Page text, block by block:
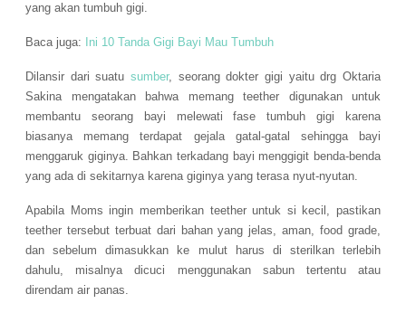
yang akan tumbuh gigi.
Baca juga: Ini 10 Tanda Gigi Bayi Mau Tumbuh
Dilansir dari suatu sumber, seorang dokter gigi yaitu drg Oktaria
Sakina mengatakan bahwa memang teether digunakan untuk
membantu seorang bayi melewati fase tumbuh gigi karena
biasanya memang terdapat gejala gatal-gatal sehingga bayi
menggaruk giginya. Bahkan terkadang bayi menggigit benda-benda
yang ada di sekitarnya karena giginya yang terasa nyut-nyutan.
Apabila Moms ingin memberikan teether untuk si kecil, pastikan
teether tersebut terbuat dari bahan yang jelas, aman, food grade,
dan sebelum dimasukkan ke mulut harus di sterilkan terlebih
dahulu, misalnya dicuci menggunakan sabun tertentu atau
direndam air panas.